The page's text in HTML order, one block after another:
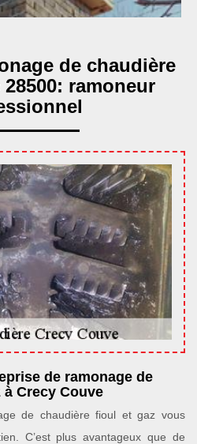
de chaudière
ramoneur
de ramonage de
Crecy Couve
de chaudière fioul et gaz vous
C’est plus avantageux que de